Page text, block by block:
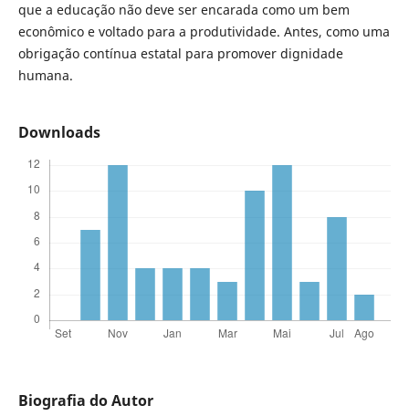
que a educação não deve ser encarada como um bem
econômico e voltado para a produtividade. Antes, como uma
obrigação contínua estatal para promover dignidade
humana.
Downloads
Biografia do Autor